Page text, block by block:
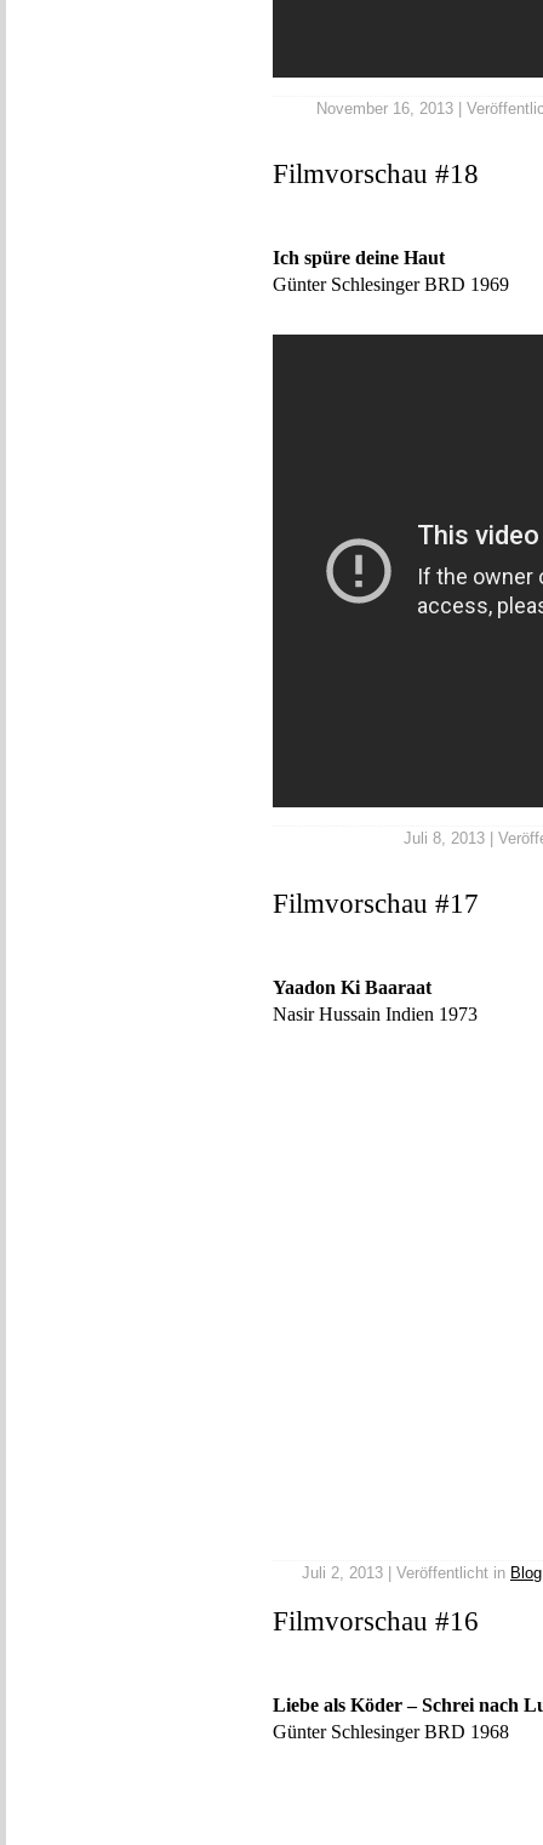
November 16, 2013 |
Filmvorschau #18
Ich spüre deine Haut
Günter Schlesinger BRD 1969
Juli 8, 2013 |
Filmvorschau #17
Yaadon Ki Baaraat
Nasir Hussain Indien 1973
Juli 2, 2013 | Veröffentlicht in Blog
Filmvorschau #16
Liebe als Köder – Schrei nach
Günter Schlesinger BRD 1968